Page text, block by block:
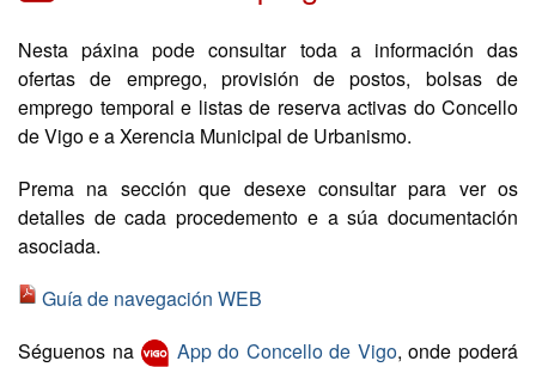
Nesta páxina pode consultar toda a información das
ofertas de emprego, provisión de postos, bolsas de
emprego temporal e listas de reserva activas do Concello
de Vigo e a Xerencia Municipal de Urbanismo.
Prema na sección que desexe consultar para ver os
detalles de cada procedemento e a súa documentación
asociada.
Guía de navegación WEB
Séguenos na
App do Concello de Vigo, onde poderá